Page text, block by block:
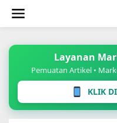
konten
Layanan
Pemuatan Artikel •
KLIK